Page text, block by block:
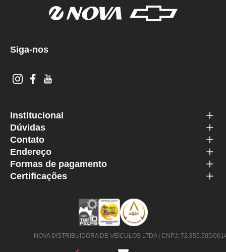
Siga-nos
Institucional
Dúvidas
Contato
Endereço
Formas de pagamento
Certificações
NOVA DISTRIBUIDORA DE VEÍCULOS LTDA | CNPJ: 72.855.505/